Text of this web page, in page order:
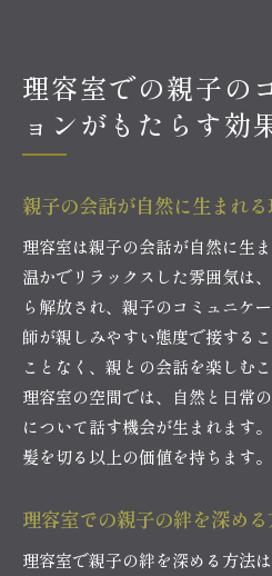
理容室での親子の
ョンがもたらす効
親子の会話が自然に生まれ
理容室は親子の会話が自然に生
温かでリラックスした雰囲気は
ら解放され、親子のコミュニケ
師が親しみやすい態度で接する
ことなく、親との会話を楽しむ
理容室の空間では、自然と日常
について話す機会が生まれます
髪を切る以上の価値を持ちます。
理容室での親子の絆を深め
理容室で親子の絆を深める方法